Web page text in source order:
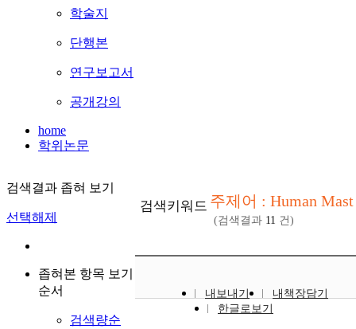
학술지
단행본
연구보고서
공개강의
home
학위논문
검색결과 좁혀 보기
선택해제
좁혀본 항목 보기
순서
검색량순
검색키워드 주제어 : Human
(검색결과 11 건)
내보내기
내책장담기
한글로보기